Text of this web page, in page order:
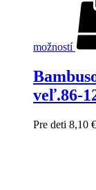
možností
veľ.86-
Pre deti 8,10 €